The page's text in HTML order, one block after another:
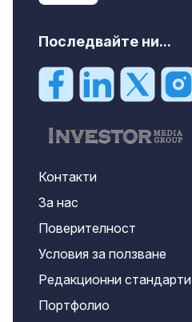
Последвайте ни...
Контакти
За нас
Поверителност
Условия за ползване
Редакционни стандарти
Портфолио